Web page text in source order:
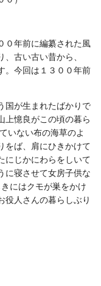
０年前に編纂された風
古い古い昔から、
。今回は１３００年前
国が生まれたばかりで
上憶良がこの頃の暮ら
いない布の海草のよ
をば、肩にひきかけて
にじかにわらをしいて
に寝させて女房子供な
にはクモが巣をかけ
役人さんの暮らしぶり